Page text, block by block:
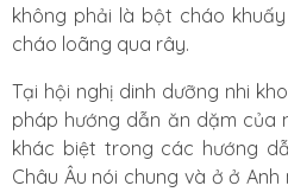
không phải là bột cháo
cháo loãng qua rây.
Tại hội nghị dinh dưỡng nhi
pháp hướng dẫn ăn dặm của
khác biệt trong các hướng
Châu Âu nói chung và ở ở